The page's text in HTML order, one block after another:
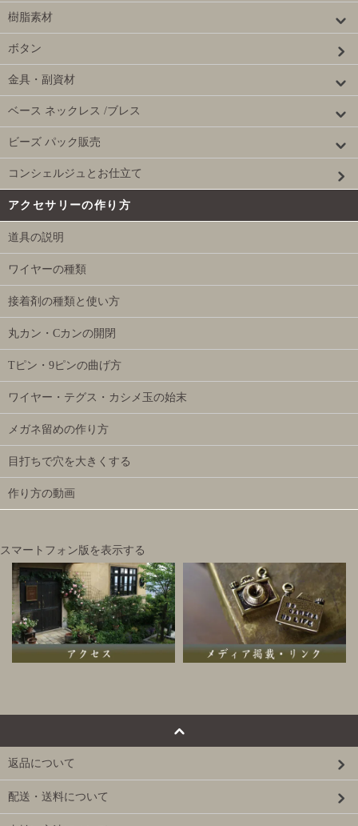
樹脂素材
ボタン
金具・副資材
ベース ネックレス /ブレス
ビーズ パック販売
コンシェルジュとお仕立て
アクセサリーの作り方
道具の説明
ワイヤーの種類
接着剤の種類と使い方
丸カン・Cカンの開閉
Tピン・9ピンの曲げ方
ワイヤー・テグス・カシメ玉の始末
メガネ留めの作り方
目打ちで穴を大きくする
作り方の動画
スマートフォン版を表示する
返品について
配送・送料について